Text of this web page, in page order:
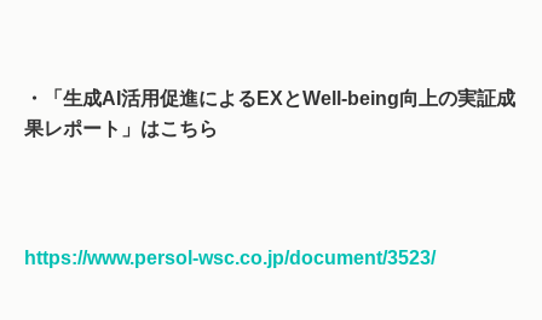
・「生成AI活用促進によるEXとWell-being向上の実証成
果レポート」はこちら
https://www.persol-wsc.co.jp/document/3523/